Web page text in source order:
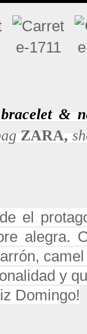
bracelet &
ZARA,
el
alegra.
y
Domingo!